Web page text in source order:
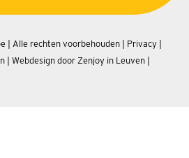
| Alle rechten voorbehouden | Privacy
Webdesign door Zenjoy in Leuven